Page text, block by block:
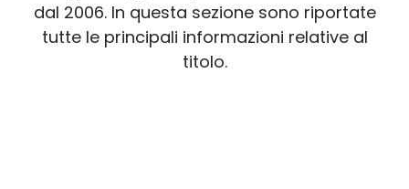
dal 2006. In questa sezione sono riportate
tutte le principali informazioni relative al
titolo.